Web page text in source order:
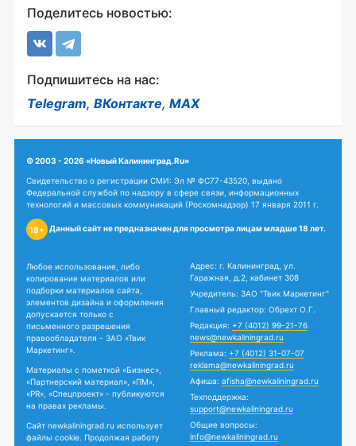
Поделитесь новостью:
Подпишитесь на нас:
Telegram, ВКонтакте, MAX
© 2003 - 2026 «Новый Калининград.Ru»
Свидетельство о регистрации СМИ: Эл № ФС77-43520, выдано
Федеральной службой по надзору в сфере связи, информационных
технологий и массовых коммуникаций (Роскомнадзор) 17 января 2011 г.
18+ Данный сайт не предназначен для просмотра лицам младше 18 лет.
Любое использование, либо
копирование материалов или
подборки материалов сайта,
элементов дизайна и оформления
допускается только с
письменного разрешения
правообладателя - ЗАО «Твик
Маркетинг».
Материалы с пометкой «Бизнес»,
«Партнерский материал», «ПМ»,
«PR», «Спецпроект» - публикуются
на правах рекламы.
Сайт newkaliningrad.ru использует
файлы cookie. Продолжая работу
Адрес: г. Калининград, ул.
Гаражная, д.2, кабинет 308
Учредитель: ЗАО "Твик Маркетинг"
Главный редактор: Обрехт О.Г.
Редакция: +7 (4012) 99-21-76
news@newkaliningrad.ru
Реклама: +7 (4012) 31-07-07
reklama@newkaliningrad.ru
Афиша: afisha@newkaliningrad.ru
Техподдержка:
support@newkaliningrad.ru
Общие вопросы:
info@newkaliningrad.ru